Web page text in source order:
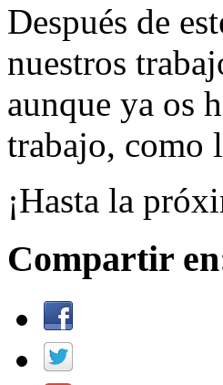
Después de
nuestros
aunque ya os
trabajo, como
¡Hasta la
Compartir